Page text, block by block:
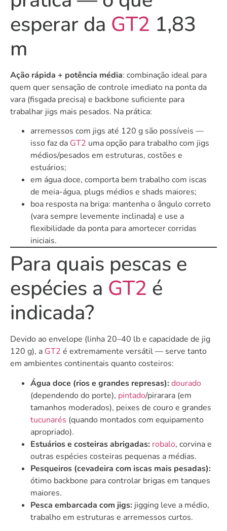
esperar da GT2 1,83
m
Ação rápida + potência média: combinação ideal para
quem quer sensação de controle imediato na ponta da
vara (fisgada precisa) e backbone suficiente para
trabalhar jigs mais pesados. Na prática:
arremessos com jigs até 120 g são possíveis —
isso faz da GT2 uma opção para trabalho com jigs
médios/pesados em estruturas, costões e
estuários;
em água doce, comporta bem trabalho com iscas
de meia-água, plugs médios e shads maiores;
boa resposta na briga: mantenha o ângulo correto
(vara sempre levemente inclinada) e use a
flexibilidade da ponta para amortecer corridas
iniciais.
Para quais pescas e
espécies a GT2 é
indicada?
Devido ao envelope (linha 20–40 lb e capacidade de jig
120 g), a GT2 é extremamente versátil — serve tanto
em ambientes continentais quanto costeiros:
Água doce (rios e grandes represas):dourado
(dependendo do porte), pintado/pirarara (em
tamanhos moderados), peixes de couro e grandes
tucunarés (quando montados com equipamento
apropriado).
Estuários e costeiras abrigadas: robalo, corvina e
outras espécies costeiras pequenas a médias.
Pesqueiros (cevadeira com iscas mais pesadas):
ótimo backbone para controlar brigas em tanques
maiores.
Pesca embarcada com jigs: jigging leve a médio,
trabalho em estruturas e arremessos curtos.